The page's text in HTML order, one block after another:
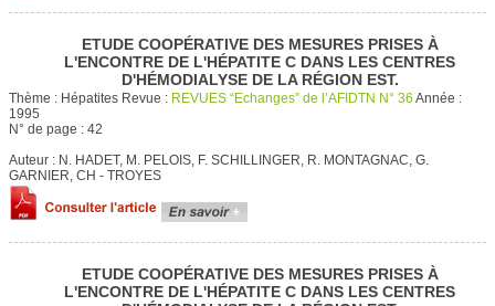
ETUDE COOPÉRATIVE DES MESURES PRISES À
L'ENCONTRE DE L'HÉPATITE C DANS LES CENTRES
D'HÉMODIALYSE DE LA RÉGION EST.
Thème : Hépatites Revue : REVUES “Echanges” de l’AFIDTN N° 36 Année :
1995
N° de page : 42
Auteur : N. HADET, M. PELOIS, F. SCHILLINGER, R. MONTAGNAC, G.
GARNIER, CH - TROYES
ETUDE COOPÉRATIVE DES MESURES PRISES À
L'ENCONTRE DE L'HÉPATITE C DANS LES CENTRES